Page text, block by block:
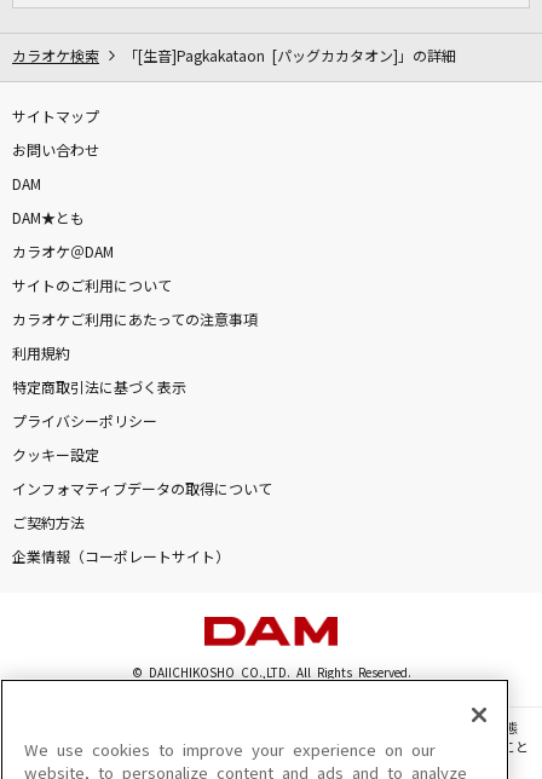
カラオケ検索 「[生音]Pagkakataon [パッグカカタオン]」の詳細
サイトマップ
お問い合わせ
DAM
DAM★とも
カラオケ＠DAM
サイトのご利用について
カラオケご利用にあたっての注意事項
利用規約
特定商取引法に基づく表示
プライバシーポリシー
クッキー設定
インフォマティブデータの取得について
ご契約方法
企業情報（コーポレートサイト）
© DAIICHIKOSHO CO.,LTD. All Rights Reserved.
このサイトに掲載されている一切の文章・画像・写真・動画・音声等を、手段や形態
を問わず、著作権法の定める範囲を超えて無断で複製、転載、ファイル化などすること
を禁じます。
We use cookies to improve your experience on our
website, to personalize content and ads and to analyze